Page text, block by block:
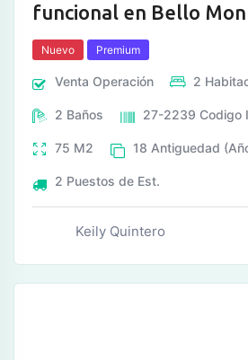
funcional en Bello
Nuevo Premium
Venta Operación 2
2 Baños 27-2239 Codigo
75 M2 18 Antiguedad
2 Puestos de Est.
Keily Quintero